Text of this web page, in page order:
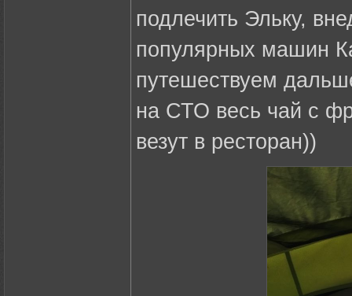
подлечить Эльку,
популярных машин
путешествуем
на СТО весь чай с
везут в ресторан))